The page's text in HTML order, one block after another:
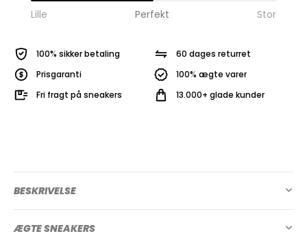
Lille
Perfekt Stor
100% sikker betaling
Prisgaranti
Fri fragt på sneakers
60 dages returret
100% ægte varer
13.000+ glade kunder
BESKRIVELSE
ÆGTE SNEAKERS